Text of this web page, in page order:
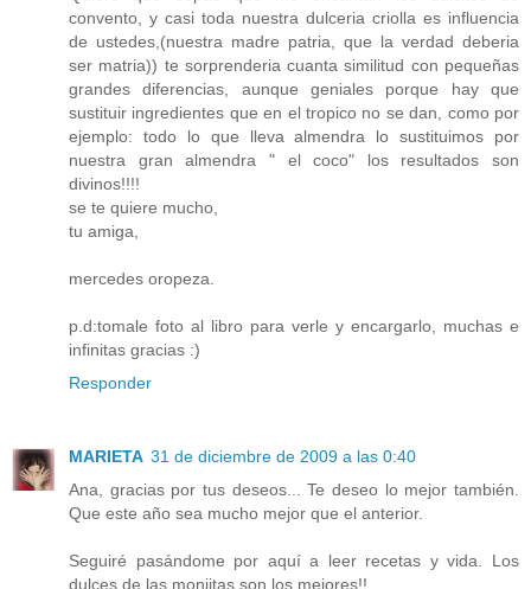
convento, y casi toda nuestra dulceria criolla es influencia
de ustedes,(nuestra madre patria, que la verdad deberia
ser matria)) te sorprenderia cuanta similitud con pequeñas
grandes diferencias, aunque geniales porque hay que
sustituir ingredientes que en el tropico no se dan, como por
ejemplo: todo lo que lleva almendra lo sustituimos por
nuestra gran almendra " el coco" los resultados son
divinos!!!!
se te quiere mucho,
tu amiga,
mercedes oropeza.
p.d:tomale foto al libro para verle y encargarlo, muchas e
infinitas gracias :)
Responder
MARIETA 31 de diciembre de 2009 a las 0:40
Ana, gracias por tus deseos... Te deseo lo mejor también.
Que este año sea mucho mejor que el anterior.
Seguiré pasándome por aquí a leer recetas y vida. Los
dulces de las monjitas son los mejores!!